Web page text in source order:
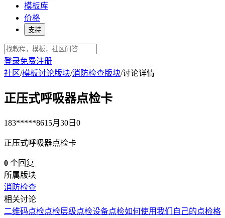
模板库
价格
支持
登录免费注册
社区/模板讨论版块/消防检查版块/讨论详情
正压式呼吸器点检卡
183*****861 5月30日 0
正压式呼吸器点检卡
0 个回复
所属版块
消防检查
相关讨论
二维码点检点检层级点检设备点检如何使用我们自己的点检格